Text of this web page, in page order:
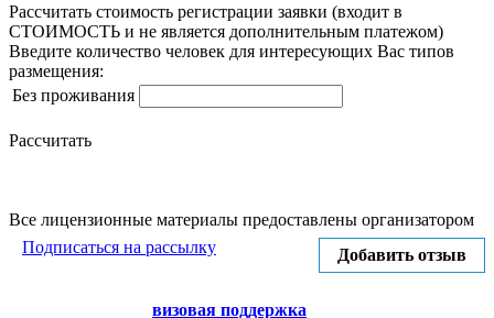
Рассчитать стоимость регистрации заявки (входит в
СТОИМОСТЬ и не является дополнительным платежом)
Введите количество человек для интересующих Вас типов
размещения:
Без проживания
Рассчитать
Все лицензионные материалы предоставлены организатором
Добавить отзыв
Подписаться на рассылку
визовая поддержка